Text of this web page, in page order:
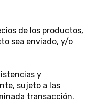
de los productos,
sea enviado, y/o
y
sujeto a las
transacción.